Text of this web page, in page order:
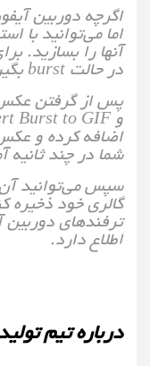
آنها را بسازید.
در حالت burst بگیرید.
شما در چند ثانیه
سپس می‌توانید آن
گالری خود ذخیره
ترفندهای دوربین
اطلاع دارد.
درباره تیم تولید